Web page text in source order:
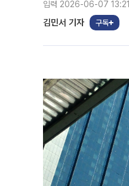
입력 2026-06-07 13:21
김민서 기자 구독